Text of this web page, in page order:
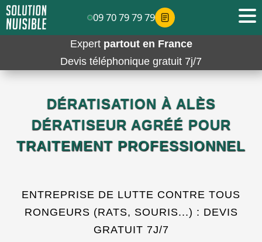
Expert partout en France
Devis téléphonique gratuit 7j/7
DÉRATISATION À ALÈS
DÉRATISEUR AGRÉÉ POUR
TRAITEMENT PROFESSIONNEL
ENTREPRISE DE LUTTE CONTRE TOUS
RONGEURS (RATS, SOURIS...) : DEVIS
GRATUIT 7J/7
09 70 79 79 79